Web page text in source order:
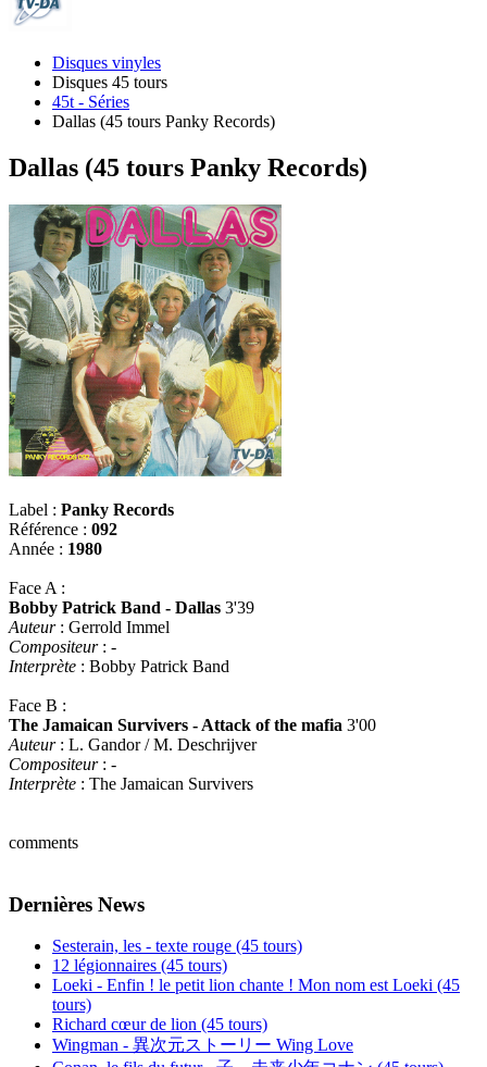
Disques vinyles
Disques 45 tours
45t - Séries
Dallas (45 tours Panky Records)
Dallas (45 tours Panky Records)
Label : Panky Records
Référence : 092
Année : 1980
Face A :
Bobby Patrick Band - Dallas 3'39
Auteur: Gerrold Immel
Compositeur: -
Interprète : Bobby Patrick Band
Face B :
The Jamaican Survivers - Attack of the mafia 3'00
Auteur: L. Gandor / M. Deschrijver
Compositeur: -
Interprète : The Jamaican Survivers
comments
Dernières News
Sesterain, les - texte rouge (45 tours)
12 légionnaires (45 tours)
Loeki - Enfin ! le petit lion chante ! Mon nom est Loeki (45
tours)
Richard cœur de lion (45 tours)
Wingman - 異次元ストーリー Wing Love